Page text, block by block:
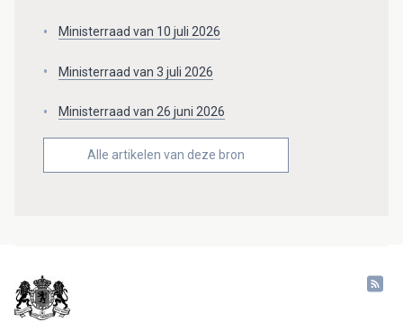
Ministerraad van 10 juli 2026
Ministerraad van 3 juli 2026
Ministerraad van 26 juni 2026
Alle artikelen van deze bron